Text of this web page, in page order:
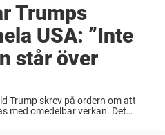
Trumps
USA: ”Inte
står över
Trump skrev på ordern om att
med omedelbar verkan. Det